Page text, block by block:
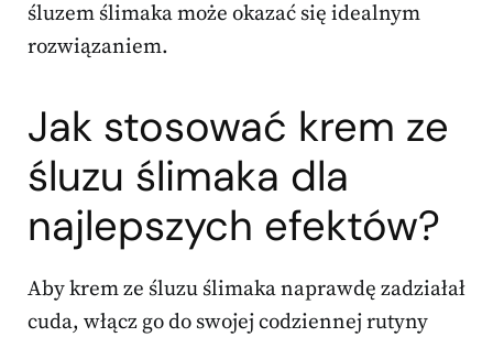
śluzem ślimaka może okazać się idealnym
rozwiązaniem.
Jak stosować krem ze
śluzu ślimaka dla
najlepszych efektów?
Aby krem ze śluzu ślimaka naprawdę zadziałał
cuda, włącz go do swojej codziennej rutyny